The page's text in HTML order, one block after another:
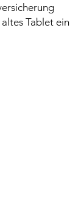
Tablet ein